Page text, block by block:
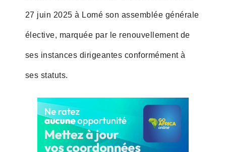
27 juin 2025 à Lomé son assemblée générale
élective, marquée par le renouvellement de
ses instances dirigeantes conformément à
ses statuts.